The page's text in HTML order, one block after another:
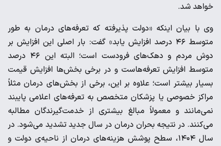
خواهد شد.
وی با بیان اینکه «دولت پذیرفته که تعرفه‌های درمان به طور
متوسط ۴۶ درصد افزایش یابد» گفت: بار اصلی این افزایش بر
دوش مردم و دهک‌های فرودست است؛ البته این ۴۶ درصد
متوسط افزایش تعرفه‌هاست و در برخی بخش‌ها افزایش قیمت
بسیار بیشتر است؛ علاوه بر این، برخی از بخش‌های درمان مثلاً
مراکز خصوصی یا پزشکان متخصص به تعرفه‌های اعلامی پایبند
نمی‌مانند و معمولاً مبالغ بیشتری از خدمت‌گیرندگان مطالبه
می‌کنند. در نتیجه بحران درمان در سال جدید تشدید می‌شود. در
سال ۱۴۰۴، سطح پوشش هزینه‌های درمان از ناحیه‌ی دولت و